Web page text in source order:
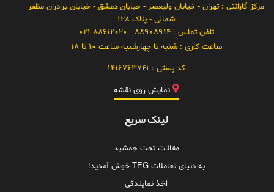
مرکز گارانتی : تهران - خیابان ولیعصر - خیابان دمشق - خیابان برادران مظفر
شمالی - پلاک 128
تلفن تماس :88908914 - 021-88612020
ساعت کاری :شنبه تا چهارشنبه ساعت 10 تا 18
کد پستی : 1416763741
نمایش روی نقشه
لینک سریع
مقالات تخت جمشید
به دنیای تعاملات TEG خوش آمدید!
اخذ نمایندگی